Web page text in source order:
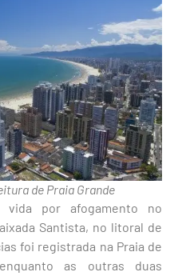
de Praia Grande
vida por afogamento no
Santista, no litoral de
foi registrada na Praia de
as outras duas